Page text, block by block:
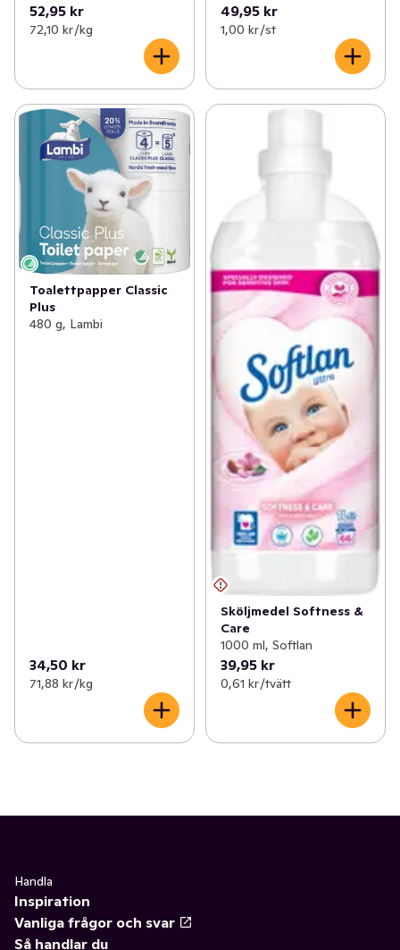
52,95 kr
72,10 kr /kg
49,95 kr
1,00 kr /st
Toalettpapper Classic
Plus
480 g, Lambi
34,50 kr
71,88 kr /kg
Sköljmedel Softness &
Care
1000 ml, Softlan
39,95 kr
0,61 kr /tvätt
Handla
Inspiration
Vanliga frågor och svar
Så handlar du